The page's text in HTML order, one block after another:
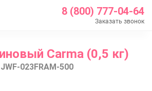
8 (800) 777-04-64
Заказать звонок
Carma (0,5 кг)
JWF-023FRAM-500